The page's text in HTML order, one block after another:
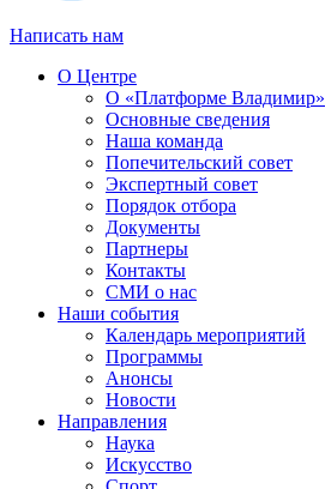
Написать нам
О Центре
О «Платформе Владимир»
Основные сведения
Наша команда
Попечительский совет
Экспертный совет
Порядок отбора
Документы
Партнеры
Контакты
СМИ о нас
Наши события
Календарь мероприятий
Программы
Анонсы
Новости
Направления
Наука
Искусство